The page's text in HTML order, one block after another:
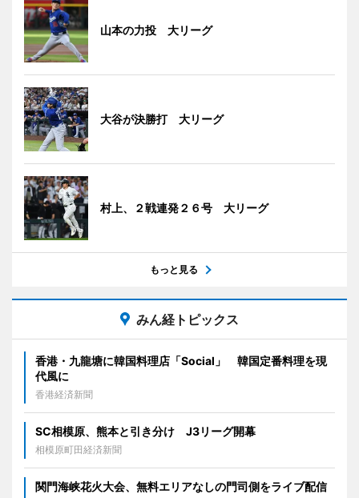
山本の力投 大リーグ
大谷が決勝打 大リーグ
村上、２戦連発２６号 大リーグ
もっと見る
みん経トピックス
香港・九龍塘に韓国料理店「Social」 韓国定番料理を現
代風に
香港経済新聞
SC相模原、熊本と引き分け J3リーグ開幕
相模原町田経済新聞
関門海峡花火大会、無料エリアなしの門司側をライブ配信